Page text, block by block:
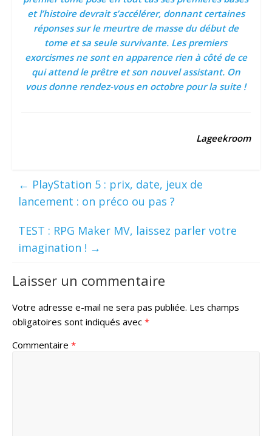
et l’histoire devrait s’accélérer, donnant certaines
réponses sur le meurtre de masse du début de
tome et sa seule survivante. Les premiers
exorcismes ne sont en apparence rien à côté de ce
qui attend le prêtre et son nouvel assistant. On
vous donne rendez-vous en octobre pour la suite !
Lageekroom
← PlayStation 5 : prix, date, jeux de
lancement : on préco ou pas ?
TEST : RPG Maker MV, laissez parler votre
imagination ! →
Laisser un commentaire
Votre adresse e-mail ne sera pas publiée. Les champs
obligatoires sont indiqués avec *
Commentaire *